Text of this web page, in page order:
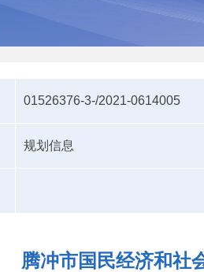
01526376-3-/2021-0614005
规划信息
腾冲市国民经济和社